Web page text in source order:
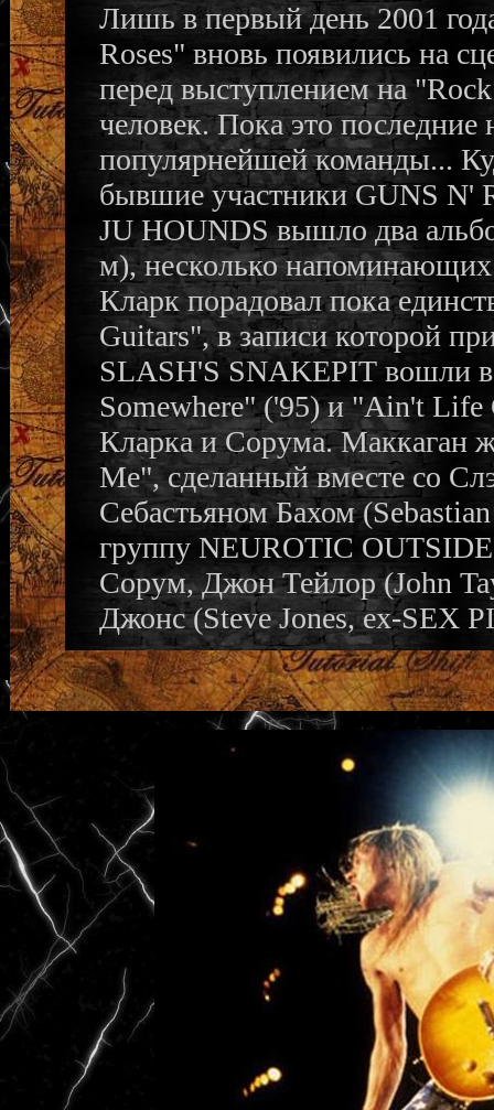
Лишь в первый день 2001
Roses" вновь появились на
перед выступлением на
человек. Пока это последние
популярнейшей команды...
бывшие участники GUNS
JU HOUNDS вышло два
м), несколько
Кларк порадовал пока
Guitars", в записи которой
SLASH'S SNAKEPIT вошли
Somewhere" ('95) и "Ain't Life
Кларка и Сорума. Маккаган
Me", сделанный вместе со
Себастьяном Бахом
группу NEUROTIC
Сорум, Джон Тейлор (John
Джонс (Steve Jones, ex-SEX